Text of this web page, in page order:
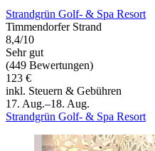
Strandgrün Golf- & Spa Resort
Timmendorfer Strand
8,4/10
Sehr gut
(449 Bewertungen)
123 €
inkl. Steuern & Gebühren
17. Aug.–18. Aug.
Strandgrün Golf- & Spa Resort